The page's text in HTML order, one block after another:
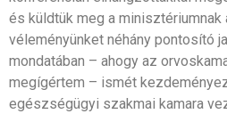
és küldtük meg a minisztériumnak
véleményünket néhány pontosító
mondatában – ahogy az
megígértem – ismét
egészségügyi szakmai kamara